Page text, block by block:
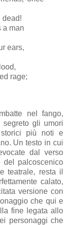
dead!
a man
ears,
rage;
nel fango,
gli umori
più noti e
Un testo in cui
dal verso
del palcoscenico
teatrale, resta il
calato,
versione con
che qui e
fine legata allo
personaggi che